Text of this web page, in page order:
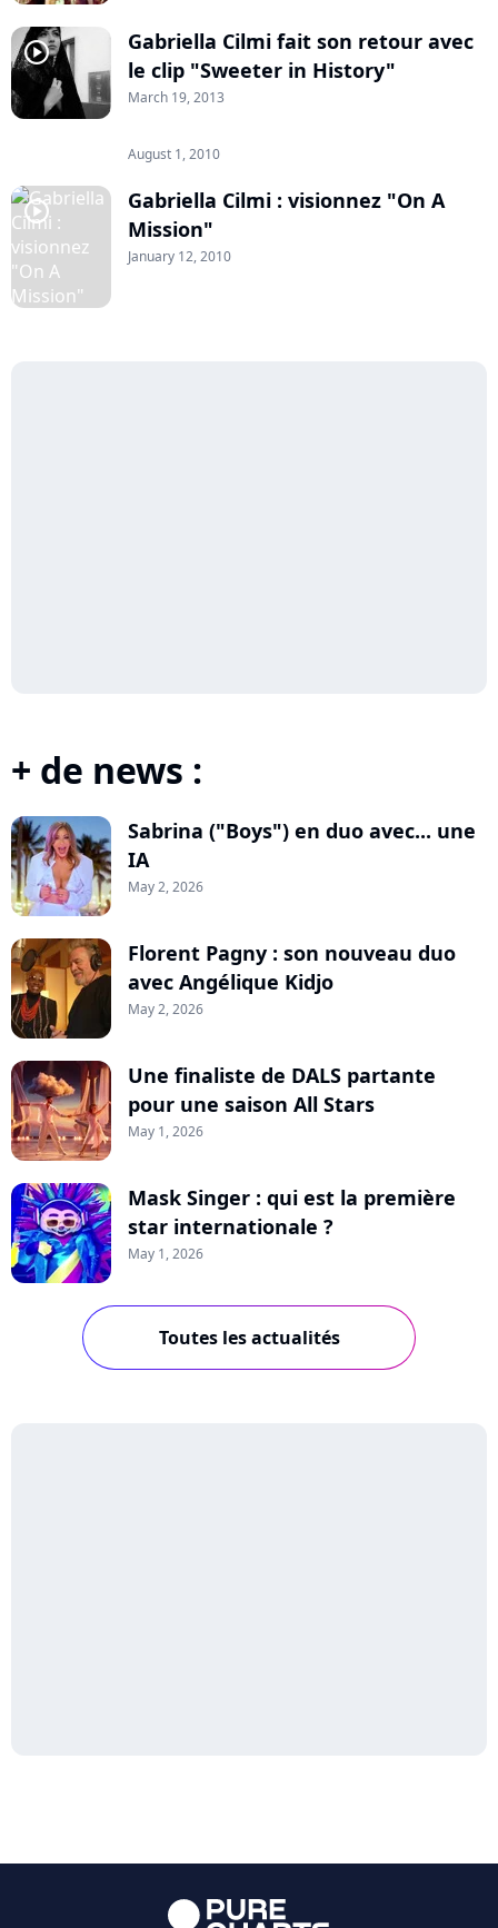
player2
Gabriella Cilmi fait son retour avec
le clip "Sweeter in History"
March 19, 2013
August 1, 2010
player2
Gabriella Cilmi : visionnez "On A
Mission"
January 12, 2010
+ de news :
Sabrina ("Boys") en duo avec... une
IA
May 2, 2026
Florent Pagny : son nouveau duo
avec Angélique Kidjo
May 2, 2026
Une finaliste de DALS partante
pour une saison All Stars
May 1, 2026
Mask Singer : qui est la première
star internationale ?
May 1, 2026
Toutes les actualités